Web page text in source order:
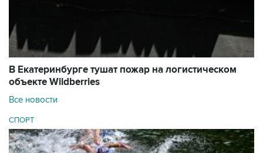
В Екатеринбурге тушат пожар на логистическом
объекте Wildberries
Все новости
СПОРТ